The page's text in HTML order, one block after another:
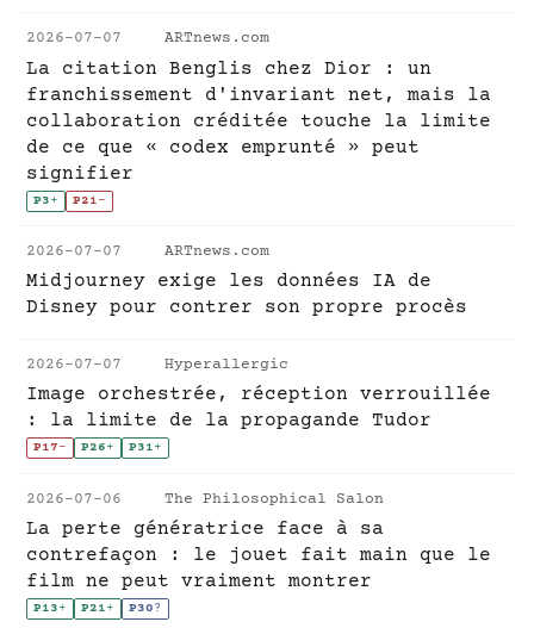
2026-07-07 ARTnews.com
La citation Benglis chez Dior : un
franchissement d'invariant net, mais la
collaboration créditée touche la limite
de ce que « codex emprunté » peut
signifier
P3+ P21-
2026-07-07 ARTnews.com
Midjourney exige les données IA de
Disney pour contrer son propre procès
2026-07-07 Hyperallergic
Image orchestrée, réception verrouillée
: la limite de la propagande Tudor
P17- P26+ P31+
2026-07-06 The Philosophical Salon
La perte génératrice face à sa
contrefaçon : le jouet fait main que le
film ne peut vraiment montrer
P13+ P21+ P30?